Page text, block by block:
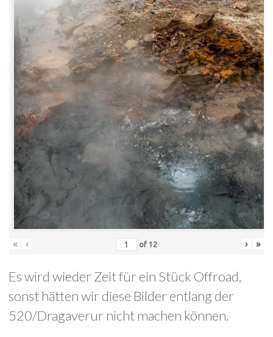
« ‹ of 12 › »
Es wird wieder Zeit für ein Stück Offroad,
sonst hätten wir diese Bilder entlang der
520/Dragaverur nicht machen können.